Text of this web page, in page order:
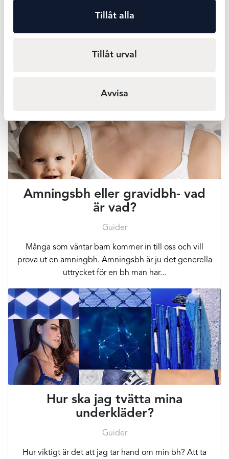
Tillåt alla
Tillåt urval
Avvisa
Varför?
plagg som hjälper dig att hålla in överflödig hud och
Amningsbh eller gravidbh- vad
är vad?
Guider
Många som väntar barn kommer in till oss och vill
prova ut en amningbh. Amningsbh är ju det generella
uttrycket för en bh man har...
Hur ska jag tvätta mina
underkläder?
Guider
Hur viktigt är det att jag tar hand om min bh? Att ta